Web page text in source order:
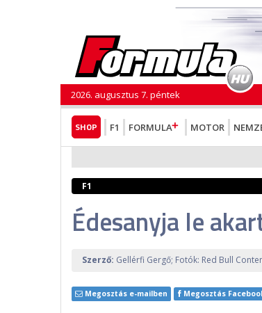
2026. augusztus 7. péntek
SHOP F1 FORMULA MOTOR
F1
Édesanyja le
Szerző: Gellérfi Gergő; Fotók: Red Bull
Megosztás e-mailben Megosztás